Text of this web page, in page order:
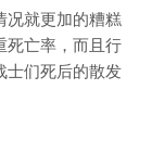
况就更加的糟糕
死亡率，而且行
士们死后的散发